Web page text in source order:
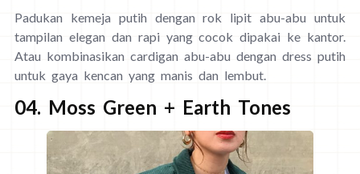
Padukan kemeja putih dengan rok lipit abu-abu untuk
tampilan elegan dan rapi yang cocok dipakai ke kantor.
Atau kombinasikan cardigan abu-abu dengan dress putih
untuk gaya kencan yang manis dan lembut.
04. Moss Green + Earth Tones